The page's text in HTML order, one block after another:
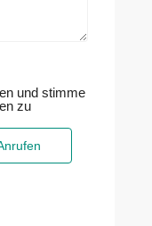
und stimme
zu